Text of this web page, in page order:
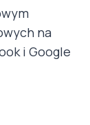
na
i Google